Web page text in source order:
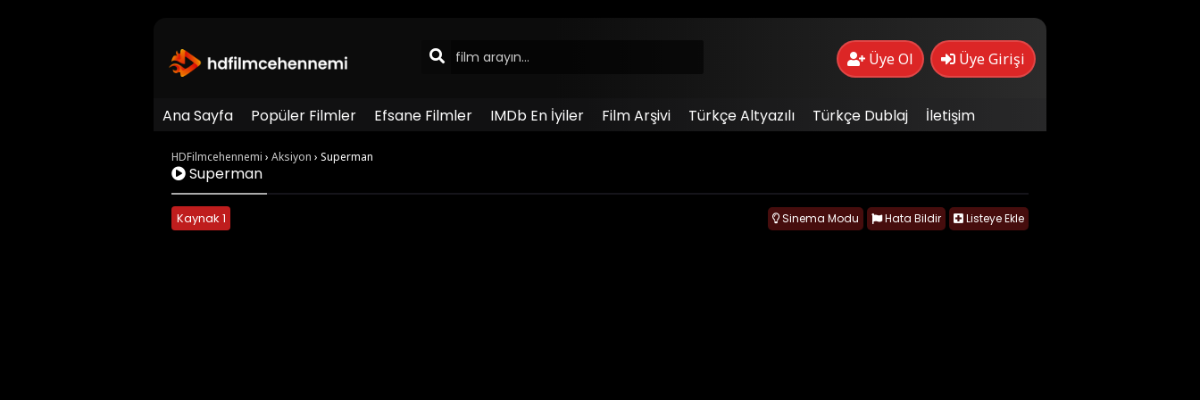
Üye Ol Üye Girişi
Ana Sayfa Popüler Filmler Efsane Filmler IMDb En İyiler Film Arşivi Türkçe Altyazılı Türkçe Dublaj İletişim
HDFilmcehennemi › Aksiyon › Superman
Superman
Kaynak 1 Listeye Ekle
Hata Bildir
Sinema Modu